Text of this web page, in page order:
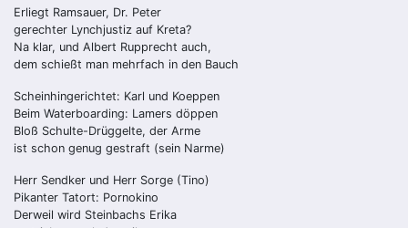
Erliegt Ramsauer, Dr. Peter
gerechter Lynchjustiz auf Kreta?
Na klar, und Albert Rupprecht auch,
dem schießt man mehrfach in den Bauch
Scheinhingerichtet: Karl und Koeppen
Beim Waterboarding: Lamers döppen
Bloß Schulte-Drüggelte, der Arme
ist schon genug gestraft (sein Narme)
Herr Sendker und Herr Sorge (Tino)
Pikanter Tatort: Pornokino
Derweil wird Steinbachs Erika